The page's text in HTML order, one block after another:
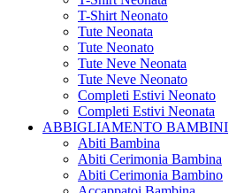
T-Shirt Neonato
Tute Neonata
Tute Neonato
Tute Neve Neonata
Tute Neve Neonato
Completi Estivi Neonato
Completi Estivi Neonata
ABBIGLIAMENTO BAMBINI
Abiti Bambina
Abiti Cerimonia Bambina
Abiti Cerimonia Bambino